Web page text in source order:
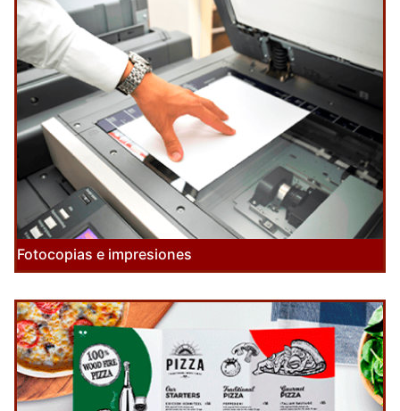
Fotocopias e impresiones